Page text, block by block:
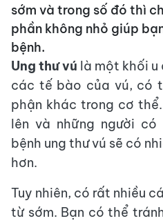
sớm và trong số đó thì
phần không nhỏ giúp
bệnh.
Ung thư vú là một khối
các tế bào của vú, có
phận khác trong cơ
lên và những người
bệnh ung thư vú sẽ có
hơn.
Tuy nhiên, có rất nhiều
từ sớm. Bạn có thể